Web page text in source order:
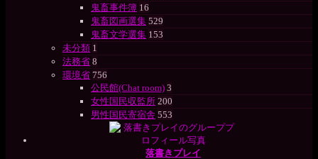
鬼畜事件簿 16
鬼畜図画選集 529
鬼畜文学選集 153
未分類 1
法務省 8
環境省 756
公民館(Chat room) 3
女性国民収監所 200
男性国民寄宿舎 553
落書きプレイ